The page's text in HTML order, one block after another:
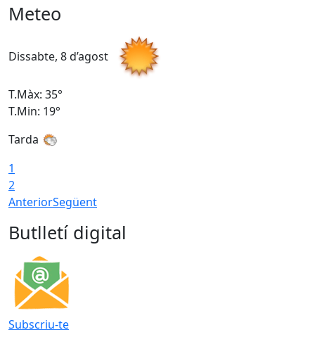
Meteo
Dissabte, 8 d’agost
T.Màx: 35°
T.Min: 19°
Tarda
1
2
AnteriorSegüent
Butlletí digital
Subscriu-te